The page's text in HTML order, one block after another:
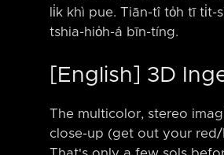
li̍k khì pue. Tiān-tî to̍h tī
tshia-hio̍h-á bīn-tíng.
[English] 3D
The multicolor, stereo
close-up (get out your